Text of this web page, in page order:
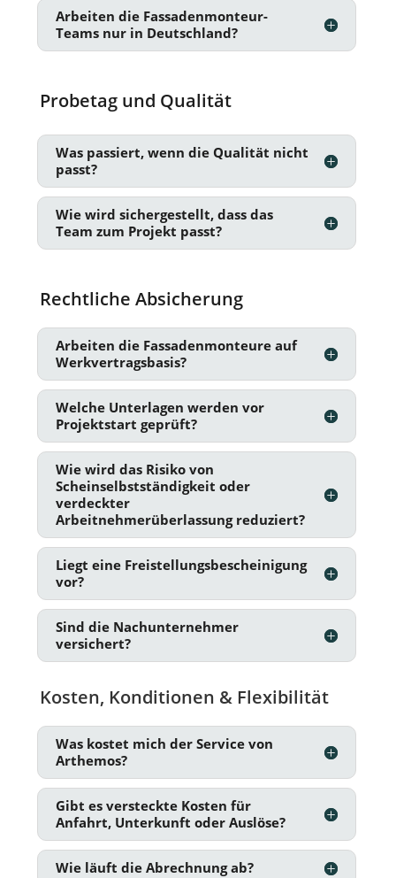
Arbeiten die Fassadenmonteur-
Teams nur in Deutschland?
Probetag und Qualität
Was passiert, wenn die Qualität nicht
passt?
Wie wird sichergestellt, dass das
Team zum Projekt passt?
Rechtliche Absicherung
Arbeiten die Fassadenmonteure auf
Werkvertragsbasis?
Welche Unterlagen werden vor
Projektstart geprüft?
Wie wird das Risiko von
Scheinselbstständigkeit oder
verdeckter
Arbeitnehmerüberlassung reduziert?
Liegt eine Freistellungsbescheinigung
vor?
Sind die Nachunternehmer
versichert?
Kosten, Konditionen & Flexibilität
Was kostet mich der Service von
Arthemos?
Gibt es versteckte Kosten für
Anfahrt, Unterkunft oder Auslöse?
Wie läuft die Abrechnung ab?